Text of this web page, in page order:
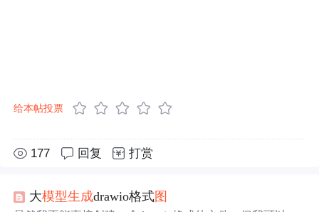
给本帖投票
177 回复 打赏
大模型生成drawio格式图